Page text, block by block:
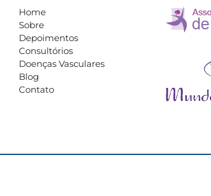
Home
Sobre
Depoimentos
Consultórios
Doenças Vasculares
Blog
Contato